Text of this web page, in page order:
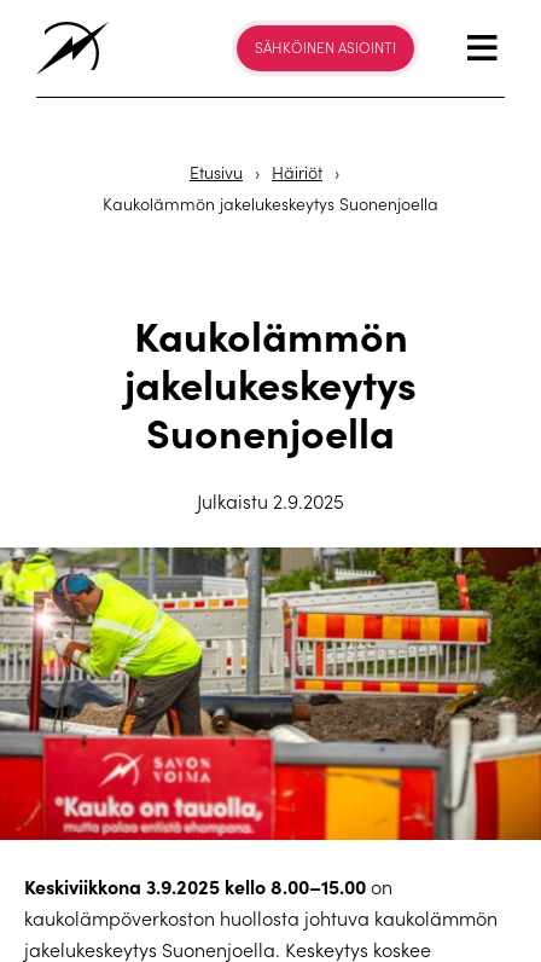
SÄHKÖINEN ASIOINTI
Etusivu › Häiriöt ›
Kaukolämmön jakelukeskeytys Suonenjoella
Kaukolämmön
jakelukeskeytys
Suonenjoella
Julkaistu 2.9.2025
Keskiviikkona 3.9.2025 kello 8.00–15.00on
kaukolämpöverkoston huollosta johtuva kaukolämmön
jakelukeskeytys Suonenjoella. Keskeytys koskee